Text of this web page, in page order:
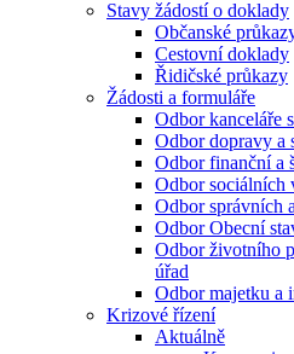
Stavy žádostí o doklady
Občanské
Cestovní doklady
Řidičské průkazy
Žádosti a formuláře
Odbor kanceláře
Odbor dopravy a
Odbor finanční a
Odbor sociálních
Odbor správních
Odbor Obecní
Odbor životního
úřad
Odbor majetku a
Krizové řízení
Aktuálně